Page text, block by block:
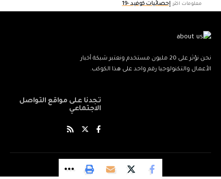
معلومات اكثر: إحصائيات كوفيد -19
نحن نؤثر على 20 مليون مستخدم ونعتبر شبكة أخبار
الأعمال والتكنولوجيا رقم واحد على هذا الكوكب.
تجدنا على مواقع التواصل
الاجتماعي